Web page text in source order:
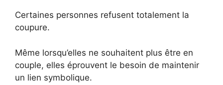
Certaines personnes refusent totalement la
coupure.
Même lorsqu’elles ne souhaitent plus être en
couple, elles éprouvent le besoin de maintenir
un lien symbolique.